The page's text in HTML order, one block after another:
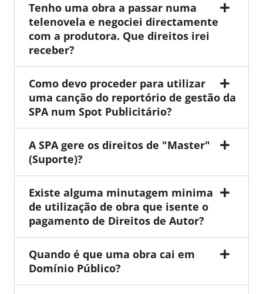
Tenho uma obra a passar numa
telenovela e negociei directamente
com a produtora. Que direitos irei
receber?
Como devo proceder para utilizar
uma canção do reportório de gestão da
SPA num Spot Publicitário?
A SPA gere os direitos de "Master"
(Suporte)?
Existe alguma minutagem minima
de utilização de obra que isente o
pagamento de Direitos de Autor?
Quando é que uma obra cai em
Domínio Público?